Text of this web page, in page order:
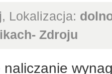
, Lokalizacja:
Zdroju
naliczanie